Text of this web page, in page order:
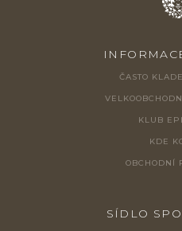
ČASTO
KLUB
KDE
OBCHODNÍ
SÍDLO